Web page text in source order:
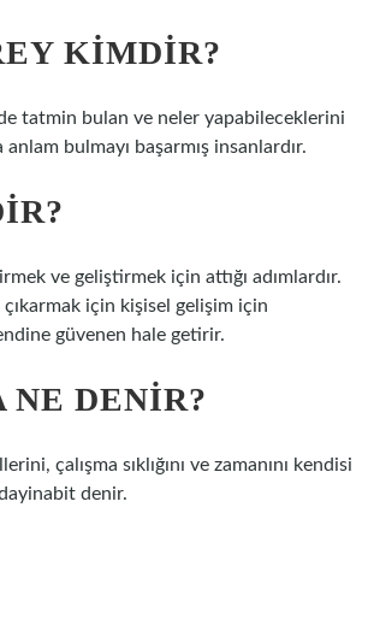
KIMDIR?
tatmin bulan ve neler yapabileceklerini
bulmayı başarmış insanlardır.
ve geliştirmek için attığı adımlardır.
için kişisel gelişim için
güvenen hale getirir.
DENIR?
çalışma sıklığını ve zamanını kendisi
denir.